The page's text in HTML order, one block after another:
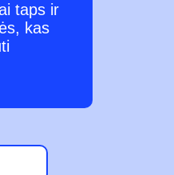
taps ir
kas